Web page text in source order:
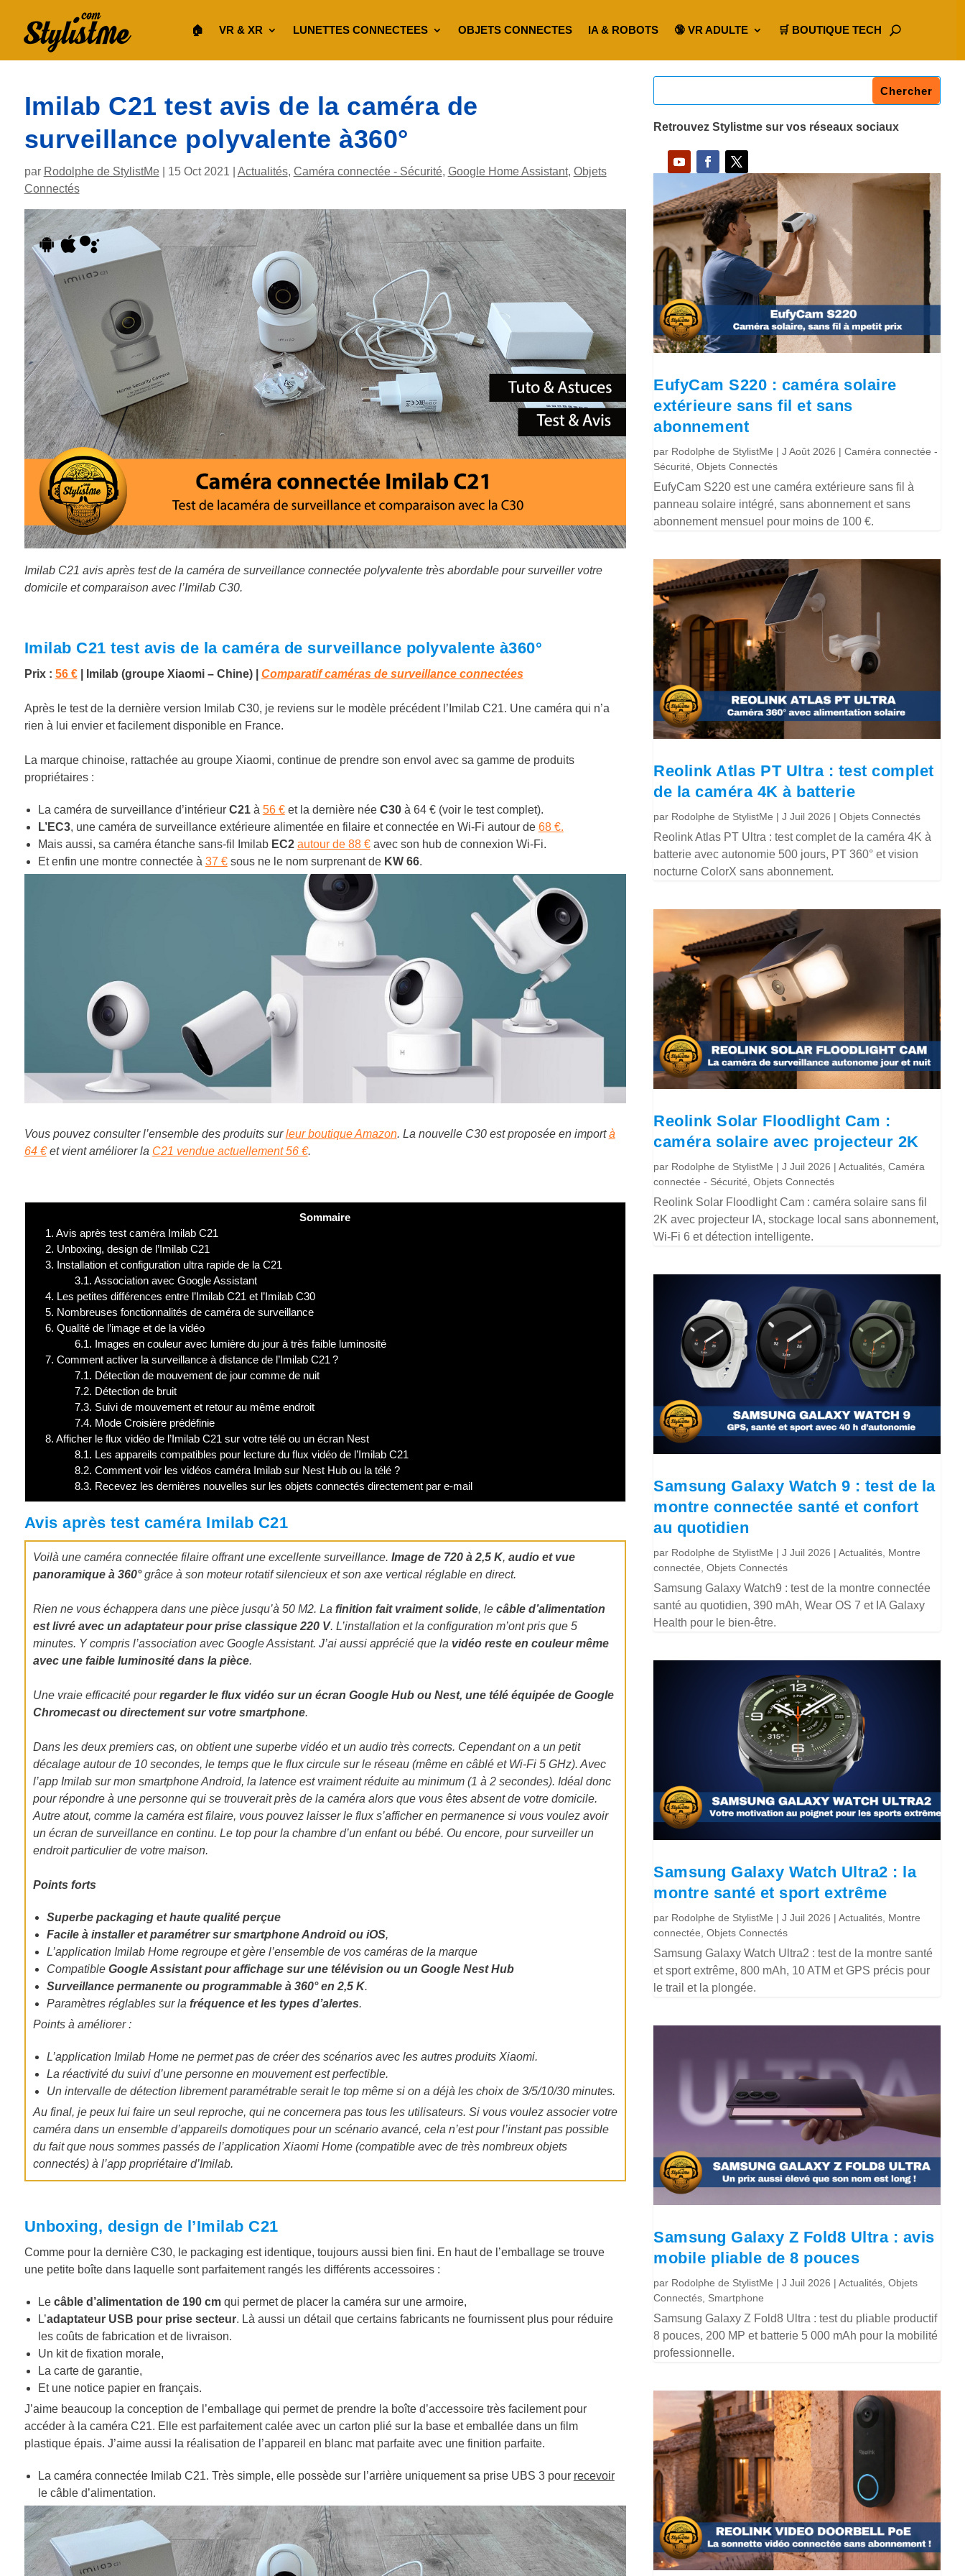
🏠︎ VR & XR LUNETTES CONNECTEES OBJETS CONNECTES IA & ROBOTS 🔞 VR ADULTE 🛒 BOUTIQUE TECH
Imilab C21 test avis de la caméra de
surveillance polyvalente à360°
par Rodolphe de StylistMe| 15 Oct 2021 Actualités, Caméra connectée - Sécurité, Google Home Assistant, Objets
Connectés
Imilab C21 avis après test de la caméra de surveillance connectée polyvalente très abordable pour surveiller votre
domicile et comparaison avec l’Imilab C30.
Imilab C21 test avis de la caméra de surveillance polyvalente à360°
Prix : 56 € Imilab (groupe Xiaomi – Chine) Comparatif caméras de surveillance connectées
Après le test de la dernière version Imilab C30, je reviens sur le modèle précédent l’Imilab C21. Une caméra qui n’a
rien à lui envier et facilement disponible en France.
La marque chinoise, rattachée au groupe Xiaomi, continue de prendre son envol avec sa gamme de produits
propriétaires :
La caméra de surveillance d’intérieur C21à 56 €et la dernière née C30à 64 € (voir le test complet).
L’EC3, une caméra de surveillance extérieure alimentée en filaire et connectée en Wi-Fi autour de 68 €.
Mais aussi, sa caméra étanche sans-fil Imilab EC2 autour de 88 €avec son hub de connexion Wi-Fi.
Et enfin une montre connectée à 37 €sous ne le nom surprenant de KW 66.
Vous pouvez consulter l’ensemble des produits surleur boutique Amazon. La nouvelle C30 est proposée en importà
64 €et vient améliorer la C21 vendue actuellement 56 €.
Sommaire
1. Avis après test caméra Imilab C21
2. Unboxing, design de l’Imilab C21
3. Installation et configuration ultra rapide de la C21
3.1. Association avec Google Assistant
4. Les petites différences entre l’Imilab C21 et l’Imilab C30
5. Nombreuses fonctionnalités de caméra de surveillance
6. Qualité de l’image et de la vidéo
6.1. Images en couleur avec lumière du jour à très faible luminosité
7. Comment activer la surveillance à distance de l’Imilab C21 ?
7.1. Détection de mouvement de jour comme de nuit
7.2. Détection de bruit
7.3. Suivi de mouvement et retour au même endroit
7.4. Mode Croisière prédéfinie
8. Afficher le flux vidéo de l’Imilab C21 sur votre télé ou un écran Nest
8.1. Les appareils compatibles pour lecture du flux vidéo de l’Imilab C21
8.2. Comment voir les vidéos caméra Imilab sur Nest Hub ou la télé ?
8.3. Recevez les dernières nouvelles sur les objets connectés directement par e-mail
Avis après test caméra Imilab C21
Voilà une caméra connectée filaire offrant une excellente surveillance. Image de 720 à 2,5 K, audio et vue
panoramique à 360°grâce à son moteur rotatif silencieux et son axe vertical réglable en direct.
Rien ne vous échappera dans une pièce jusqu’à 50 M2. La finition fait vraiment solide, le câble d’alimentation
est livré avec un adaptateur pour prise classique 220 V. L’installation et la configuration m’ont pris que 5
minutes. Y compris l’association avec Google Assistant. J’ai aussi apprécié que la vidéo reste en couleur même
avec une faible luminosité dans la pièce.
Une vraie efficacité pourregarder le flux vidéo sur un écran Google Hub ou Nest, une télé équipée de Google
Chromecast ou directement sur votre smartphone.
Dans les deux premiers cas, on obtient une superbe vidéo et un audio très corrects. Cependant on a un petit
décalage autour de 10 secondes, le temps que le flux circule sur le réseau (même en câblé et Wi-Fi 5 GHz). Avec
l’app Imilab sur mon smartphone Android, la latence est vraiment réduite au minimum (1 à 2 secondes). Idéal donc
pour répondre à une personne qui se trouverait près de la caméra alors que vous êtes absent de votre domicile.
Autre atout, comme la caméra est filaire, vous pouvez laisser le flux s’afficher en permanence si vous voulez avoir
un écran de surveillance en continu. Le top pour la chambre d’un enfant ou bébé. Ou encore, pour surveiller un
endroit particulier de votre maison.
Points forts
Superbe packaging et haute qualité perçue
Facile à installer et paramétrer sur smartphone Android ou iOS,
L’application Imilab Home regroupe et gère l’ensemble de vos caméras de la marque
Compatible Google Assistant pour affichage sur une télévision ou un Google Nest Hub
Surveillance permanente ou programmable à 360° en 2,5 K.
Paramètres réglables sur la fréquence et les types d’alertes.
Points à améliorer :
L’application Imilab Home ne permet pas de créer des scénarios avec les autres produits Xiaomi.
La réactivité du suivi d’une personne en mouvement est perfectible.
Un intervalle de détection librement paramétrable serait le top même si on a déjà les choix de 3/5/10/30 minutes.
Au final, je peux lui faire un seul reproche, qui ne concernera pas tous les utilisateurs. Si vous voulez associer votre
caméra dans un ensemble d’appareils domotiques pour un scénario avancé, cela n’est pour l’instant pas possible
du fait que nous sommes passés de l’application Xiaomi Home (compatible avec de très nombreux objets
connectés) à l’app propriétaire d’Imilab.
Unboxing, design de l’Imilab C21
Comme pour la dernière C30, le packaging est identique, toujours aussi bien fini. En haut de l’emballage se trouve
une petite boîte dans laquelle sont parfaitement rangés les différents accessoires :
Le câble d’alimentation de 190 cmqui permet de placer la caméra sur une armoire,
L’adaptateur USB pour prise secteur. Là aussi un détail que certains fabricants ne fournissent plus pour réduire
les coûts de fabrication et de livraison.
Un kit de fixation morale,
La carte de garantie,
Et une notice papier en français.
J’aime beaucoup la conception de l’emballage qui permet de prendre la boîte d’accessoire très facilement pour
accéder à la caméra C21. Elle est parfaitement calée avec un carton plié sur la base et emballée dans un film
plastique épais. J’aime aussi la réalisation de l’appareil en blanc mat parfaite avec une finition parfaite.
La caméra connectée Imilab C21. Très simple, elle possède sur l’arrière uniquement sa prise UBS 3 pour recevoir
le câble d’alimentation.
Retrouvez Stylistme sur vos réseaux sociaux
EufyCam S220 : caméra solaire
extérieure sans fil et sans
abonnement
par Rodolphe de StylistMe |J Août 2026 |Caméra connectée -
Sécurité ,Objets Connectés
EufyCam S220 est une caméra extérieure sans fil à
panneau solaire intégré, sans abonnement et sans
abonnement mensuel pour moins de 100 €.
Reolink Atlas PT Ultra : test complet
de la caméra 4K à batterie
par Rodolphe de StylistMe |J Juil 2026 |Objets Connectés
Reolink Atlas PT Ultra : test complet de la caméra 4K à
batterie avec autonomie 500 jours, PT 360° et vision
nocturne ColorX sans abonnement.
Reolink Solar Floodlight Cam :
caméra solaire avec projecteur 2K
par Rodolphe de StylistMe |J Juil 2026 |Actualités ,Caméra
connectée - Sécurité ,Objets Connectés
Reolink Solar Floodlight Cam : caméra solaire sans fil
2K avec projecteur IA, stockage local sans abonnement,
Wi-Fi 6 et détection intelligente.
Samsung Galaxy Watch 9 : test de la
montre connectée santé et confort
au quotidien
par Rodolphe de StylistMe |J Juil 2026 |Actualités Montre
connectée ,Objets Connectés
Samsung Galaxy Watch9 : test de la montre connectée
santé au quotidien, 390 mAh, Wear OS 7 et IA Galaxy
Health pour le bien-être.
Samsung Galaxy Watch Ultra2 : la
montre santé et sport extrême
par Rodolphe de StylistMe |J Juil 2026 |Actualités Montre
connectée ,Objets Connectés
Samsung Galaxy Watch Ultra2 : test de la montre santé
et sport extrême, 800 mAh, 10 ATM et GPS précis pour
le trail et la plongée.
Samsung Galaxy Z Fold8 Ultra : avis
mobile pliable de 8 pouces
par Rodolphe de StylistMe |J Juil 2026 |Actualités ,Objets
Connectés Smartphone
Samsung Galaxy Z Fold8 Ultra : test du pliable productif
8 pouces, 200 MP et batterie 5 000 mAh pour la mobilité
professionnelle.